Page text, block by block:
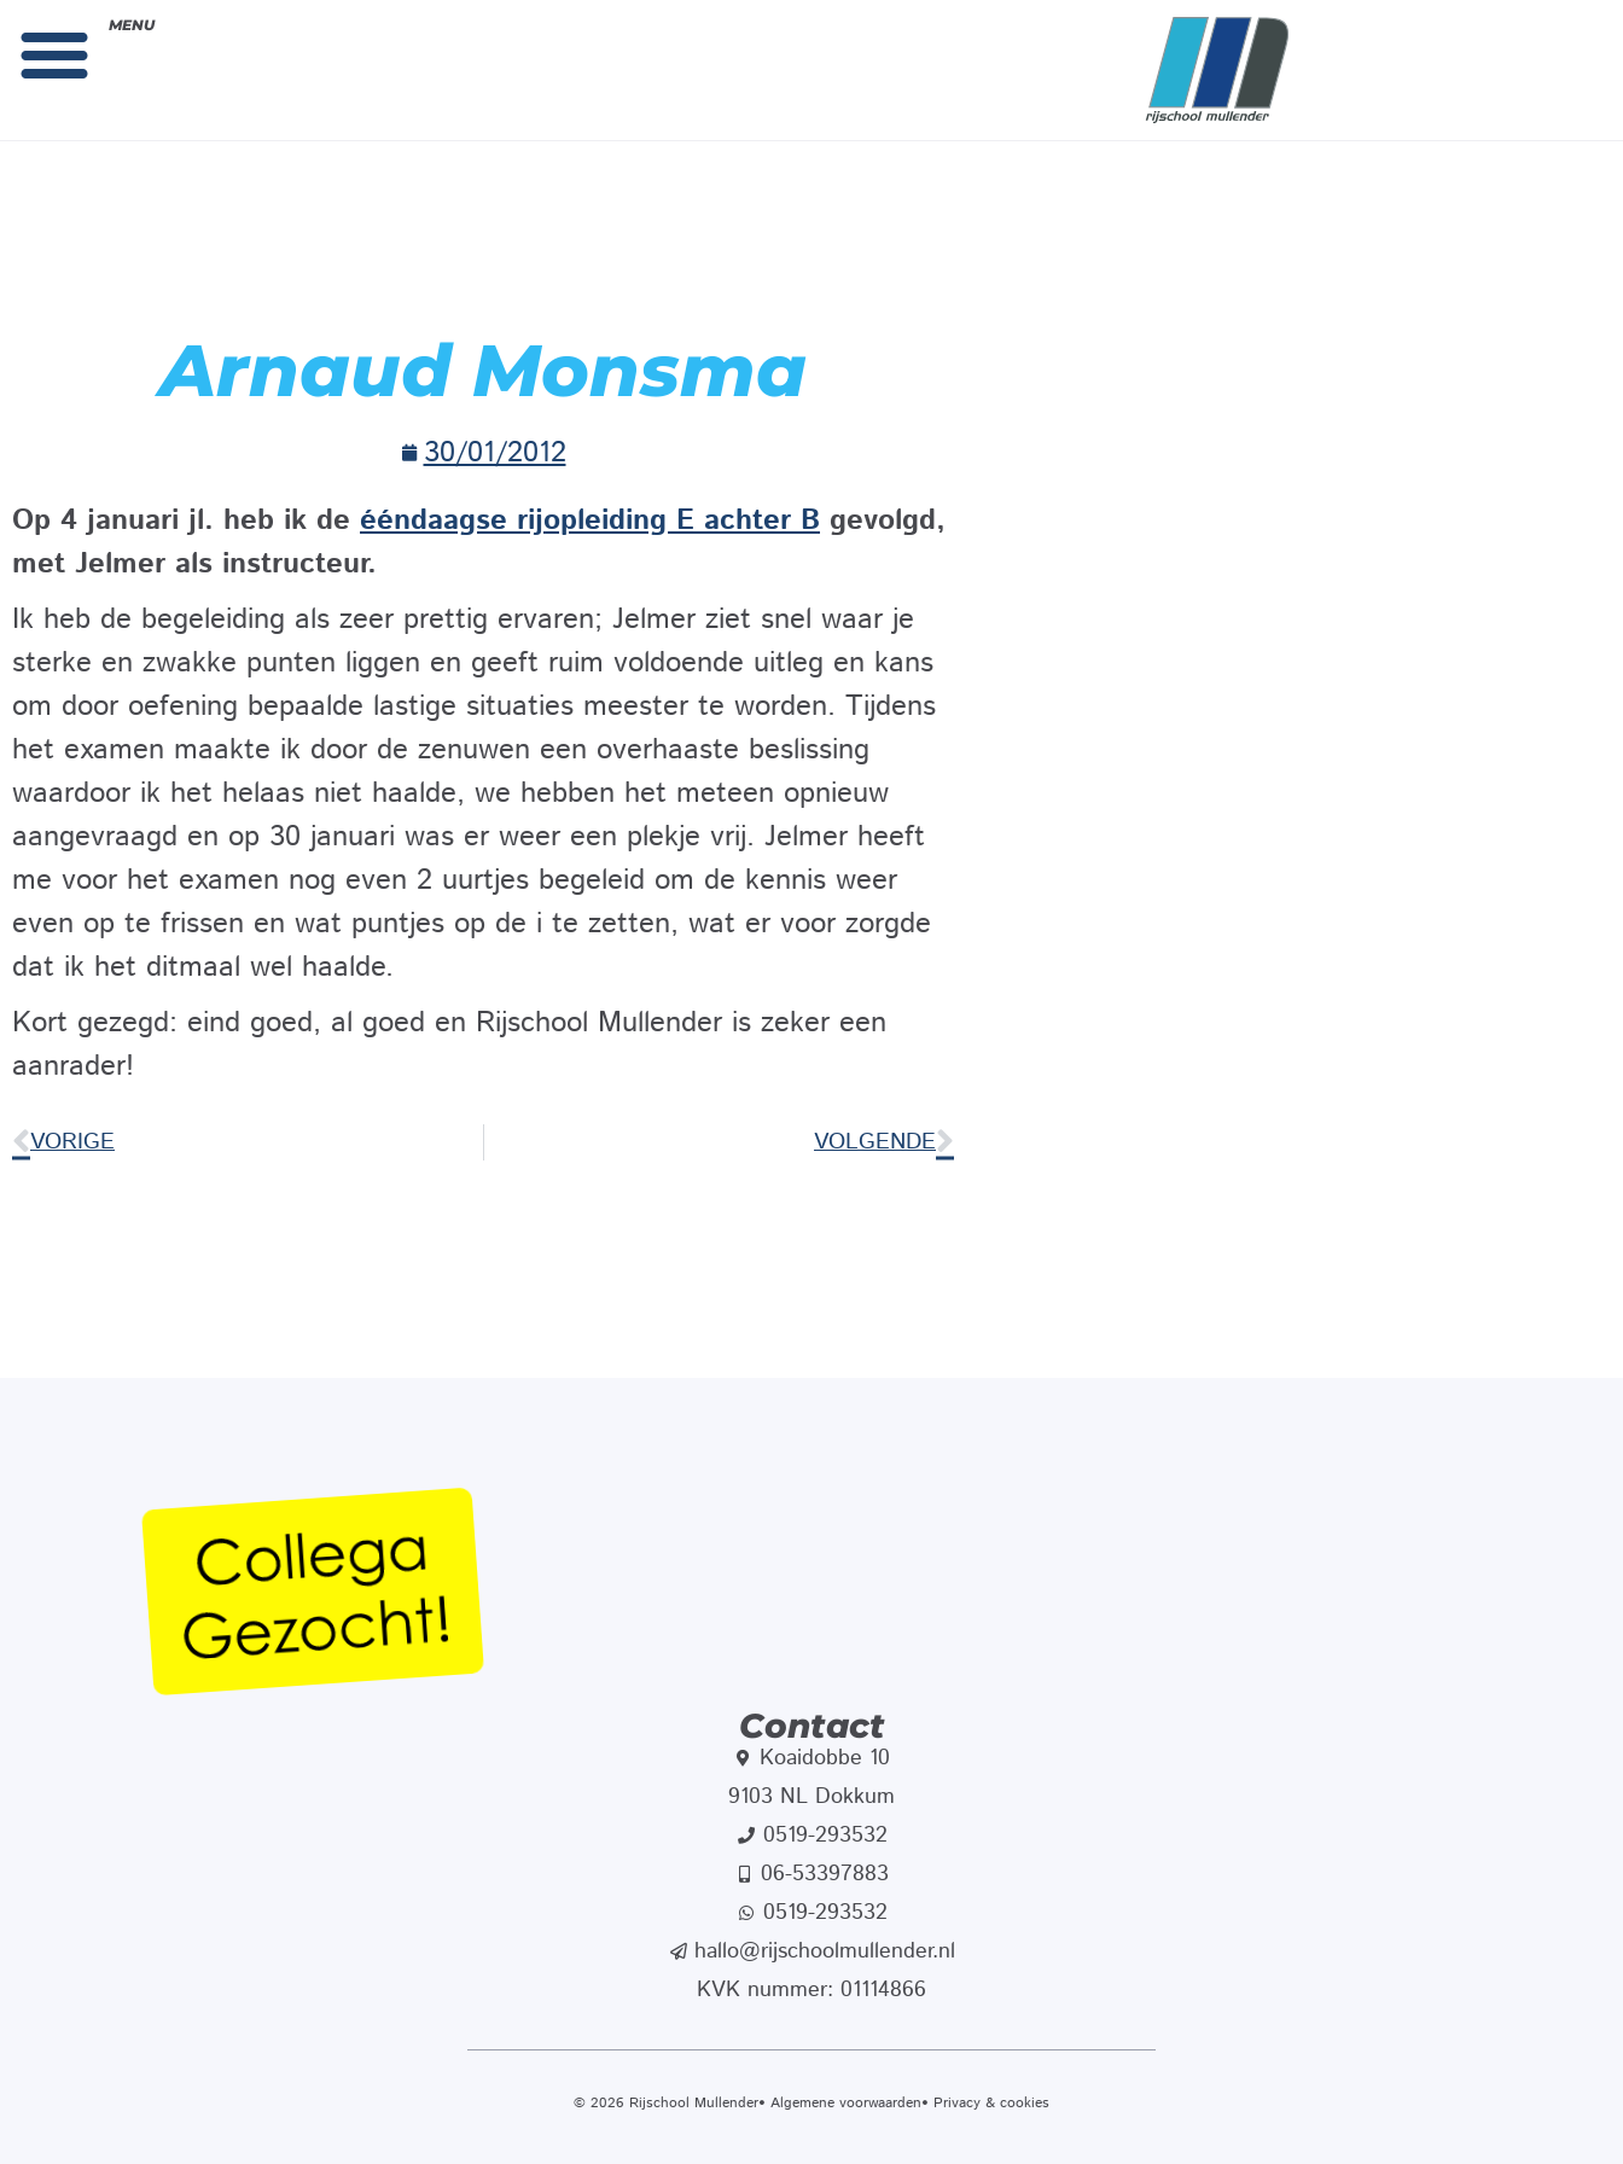
MENU
Arnaud Monsma
30/01/2012
Op 4 januari jl. heb ik de ééndaagse rijopleiding E achter B gevolgd,
met Jelmer als instructeur.
Ik heb de begeleiding als zeer prettig ervaren; Jelmer ziet snel waar je
sterke en zwakke punten liggen en geeft ruim voldoende uitleg en kans
om door oefening bepaalde lastige situaties meester te worden. Tijdens
het examen maakte ik door de zenuwen een overhaaste beslissing
waardoor ik het helaas niet haalde, we hebben het meteen opnieuw
aangevraagd en op 30 januari was er weer een plekje vrij. Jelmer heeft
me voor het examen nog even 2 uurtjes begeleid om de kennis weer
even op te frissen en wat puntjes op de i te zetten, wat er voor zorgde
dat ik het ditmaal wel haalde.
Kort gezegd: eind goed, al goed en Rijschool Mullender is zeker een
aanrader!
VORIGE VOLGENDE
Contact
Koaidobbe 10
9103 NL Dokkum
0519-293532
06-53397883
0519-293532
hallo@rijschoolmullender.nl
KVK nummer: 01114866
© 2026 Rijschool Mullender Algemene voorwaarden Privacy & cookies